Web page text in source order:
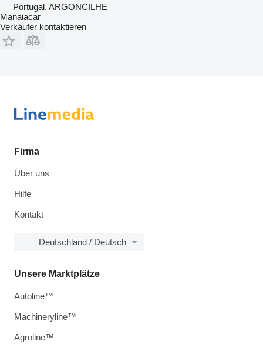
Portugal, ARGONCILHE
Manaiacar
Verkäufer kontaktieren
Firma
Über uns
Hilfe
Kontakt
Deutschland / Deutsch
Unsere Marktplätze
Autoline™
Machineryline™
Agroline™